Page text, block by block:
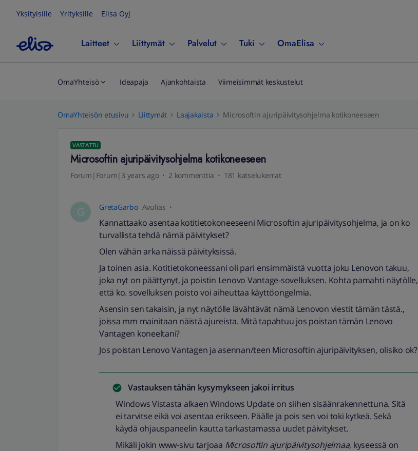
Yksityisille Yrityksille Elisa Oyj
Laitteet Liittymät Palvelut Tuki OmaElisa
OmaYhteisö Ideapaja Ajankohtaista Viimeisimmät keskustelut
OmaYhteisön etusivu Liittymät Laajakaista Microsoftin ajuripäivitysohjelma kotikoneeseen
VASTATTU
Microsoftin ajuripäivitysohjelma kotikoneeseen
Forum|Forum|3 years ago 2 kommenttia 181 katselukerrat
G GretaGarbo Avulias
Kannattaako asentaa kotitietokoneeseeni Microsoftin ajuripäivitysohjelma, ja on ko
turvallista tehdä nämä päivitykset?
Olen vähän arka näissä päivityksissä.
Ja toinen asia. Kotitietokoneessani oli pari ensimmäistä vuotta joku Lenovon takuu,
joka nyt on päättynyt, ja poistin Lenovo Vantage-sovelluksen. Kohta pamahti näytölle,
että ko. sovelluksen poisto voi aiheuttaa käyttöongelmia.
Asensin sen takaisin, ja nyt näytölle lävähtävät nämä Lenovon viestit tämän tästä.,
joissa mm mainitaan näistä ajureista. Mitä tapahtuu jos poistan tämän Lenovo
Vantagen koneeltani?
Jos poistan Lenovo Vantagen ja asennan/teen Microsoftin ajuripäivityksen, olisiko ok?
Vastauksen tähän kysymykseen jakoi irritus
Windows Vistasta alkaen Windows Update on siihen sisäänrakennettuna. Sitä
ei tarvitse eikä voi asentaa erikseen. Päälle ja pois sen voi toki kytkeä. Sekä
käydä ohjauspaneelin kautta tarkastamassa uudet päivitykset.
Mikäli jokin www-sivu tarjoaa Microsoftin ajuripäivitysohjelmaa, kyseessä on